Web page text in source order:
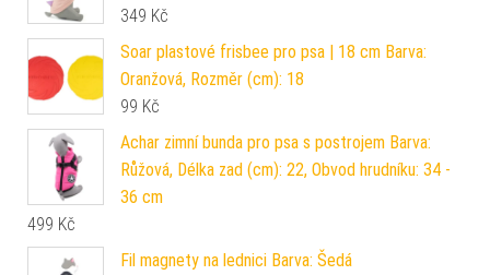
349 Kč
Soar plastové frisbee pro psa | 18 cm Barva:
Oranžová, Rozměr (cm): 18
99 Kč
Achar zimní bunda pro psa s postrojem Barva:
Růžová, Délka zad (cm): 22, Obvod hrudníku: 34 -
36 cm
499 Kč
Fil magnety na lednici Barva: Šedá